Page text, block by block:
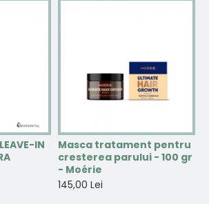
IN
Masca tratament pentru
cresterea parului - 100 gr
- Moérie
145,00 Lei